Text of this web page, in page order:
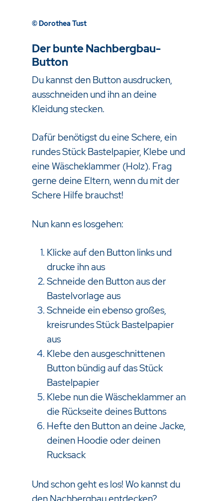
© Dorothea Tust
Der bunte Nachbergbau-
Button
Du kannst den Button ausdrucken,
ausschneiden und ihn an deine
Kleidung stecken.
Dafür benötigst du eine Schere, ein
rundes Stück Bastelpapier, Klebe und
eine Wäscheklammer (Holz). Frag
gerne deine Eltern, wenn du mit der
Schere Hilfe brauchst!
Nun kann es losgehen:
Klicke auf den Button links und
drucke ihn aus
Schneide den Button aus der
Bastelvorlage aus
Schneide ein ebenso großes,
kreisrundes Stück Bastelpapier
aus
Klebe den ausgeschnittenen
Button bündig auf das Stück
Bastelpapier
Klebe nun die Wäscheklammer an
die Rückseite deines Buttons
Hefte den Button an deine Jacke,
deinen Hoodie oder deinen
Rucksack
Und schon geht es los! Wo kannst du